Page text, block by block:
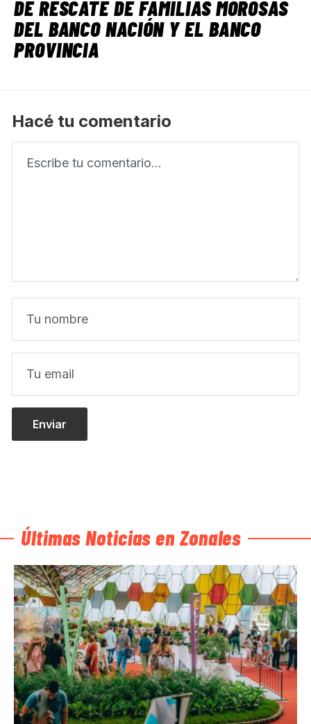
DE RESCATE DE FAMILIAS MOROSAS
DEL BANCO NACIÓN Y EL BANCO
PROVINCIA
Hacé tu comentario
Últimas Noticias en Zonales